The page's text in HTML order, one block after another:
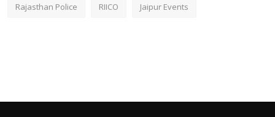
Rajasthan Police RIICO Jaipur Events